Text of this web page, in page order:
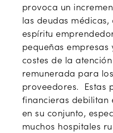
provoca un
las deudas médicas,
espíritu
pequeñas empresas
costes de la
remunerada para
proveedores. Estas
financieras debilitan
en su conjunto,
muchos hospitales